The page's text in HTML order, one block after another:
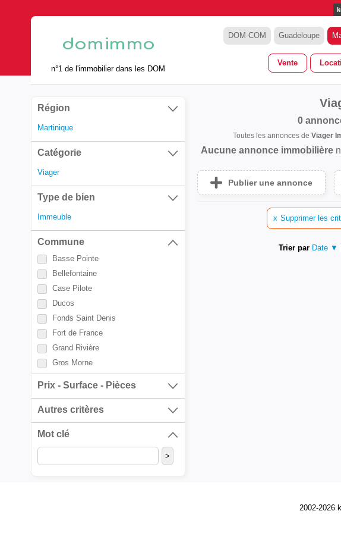
n°1 de l'immobilier dans les DOM
DOM-COM Guadeloupe
Vente
Région
Martinique
Catégorie
Viager
Type de bien
Immeuble
Commune
Basse Pointe
Bellefontaine
Case Pilote
Ducos
Fonds Saint Denis
Fort de France
Grand Rivière
Gros Morne
Le Carbet
Le Diamant
Le François
Le Lorrain
Prix - Surface - Pièces
Autres critères
Mot clé
0
Toutes les annonces de Viager
Aucune annonce immobilière
Publier une annonce
x Supprimer les
Trier par Date ▼
2002-2026